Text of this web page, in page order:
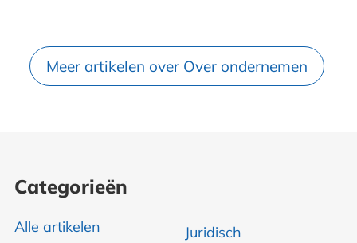
Meer artikelen over Over ondernemen
Categorieën
Alle artikelen Juridisch